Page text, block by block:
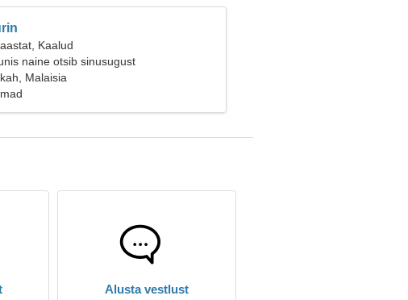
Kaalud
naine otsib sinusugust
Malaisia
Alusta vestlust